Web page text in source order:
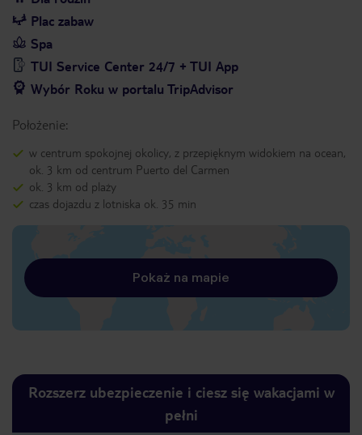
Plac zabaw
Spa
TUI Service Center 24/7 + TUI App
Wybór Roku w portalu TripAdvisor
Położenie:
w centrum spokojnej okolicy, z przepięknym widokiem na ocean,
ok. 3 km od centrum Puerto del Carmen
ok. 3 km od plaży
czas dojazdu z lotniska ok. 35 min
Pokaż na mapie
Rozszerz ubezpieczenie i ciesz się wakacjami w
pełni